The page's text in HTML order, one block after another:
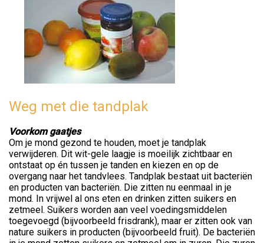
Weg met die tandplak
Voorkom gaatjes
Om je mond gezond te houden, moet je tandplak
verwijderen. Dit wit-gele laagje is moeilijk zichtbaar en
ontstaat op én tussen je tanden en kiezen en op de
overgang naar het tandvlees. Tandplak bestaat uit bacteriën
en producten van bacteriën. Die zitten nu eenmaal in je
mond. In vrijwel al ons eten en drinken zitten suikers en
zetmeel. Suikers worden aan veel voedingsmiddelen
toegevoegd (bijvoorbeeld frisdrank), maar er zitten ook van
nature suikers in producten (bijvoorbeeld fruit). De bacteriën